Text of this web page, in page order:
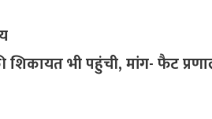
शिकायत भी पहुंची, मांग- फैट